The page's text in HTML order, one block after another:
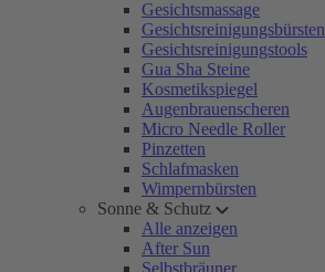
Gesichtsmassage
Gesichtsreinigungsbürsten
Gesichtsreinigungstools
Gua Sha Steine
Kosmetikspiegel
Augenbrauenscheren
Micro Needle Roller
Pinzetten
Schlafmasken
Wimpernbürsten
Sonne & Schutz
Alle anzeigen
After Sun
Selbstbräuner